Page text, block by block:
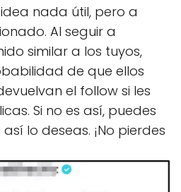
nada útil, pero a
Al seguir a
similar a los tuyos,
de que ellos
el follow si les
Si no es así, puedes
lo deseas. ¡No pierdes